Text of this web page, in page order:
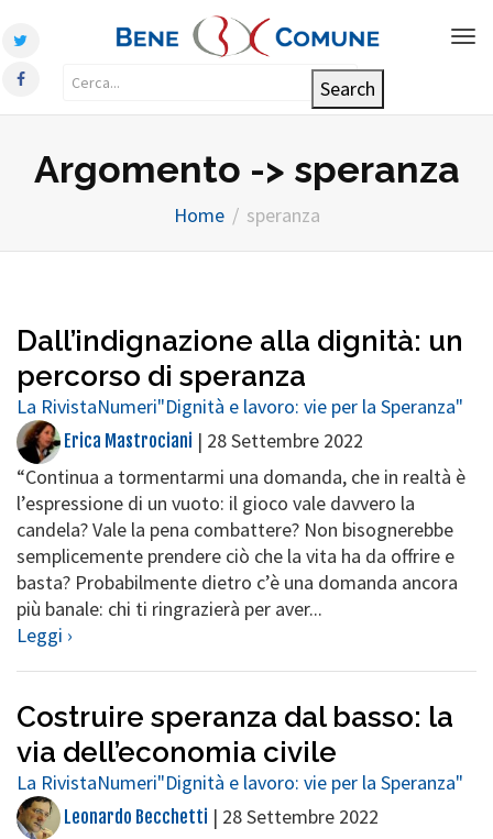
Argomento -> speranza
Home speranza
Dall’indignazione alla dignità: un
percorso di speranza
La RivistaNumeri"Dignità e lavoro: vie per la Speranza"
Erica Mastrociani | 28 Settembre 2022
“Continua a tormentarmi una domanda, che in realtà è
l’espressione di un vuoto: il gioco vale davvero la
candela? Vale la pena combattere? Non bisognerebbe
semplicemente prendere ciò che la vita ha da offrire e
basta? Probabilmente dietro c’è una domanda ancora
più banale: chi ti ringrazierà per aver...
Leggi ›
Costruire speranza dal basso: la
via dell’economia civile
La RivistaNumeri"Dignità e lavoro: vie per la Speranza"
Leonardo Becchetti | 28 Settembre 2022